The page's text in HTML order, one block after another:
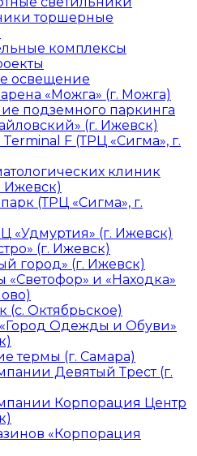
торшерные
комплексы
освещение
«Можга» (г. Можга)
подземного паркинга
(г. Ижевск)
F (ТРЦ «Сигма», г.
клиник
Ижевск)
(ТРЦ «Сигма», г.
«Удмуртия» (г. Ижевск)
(г. Ижевск)
город» (г. Ижевск)
«Светофор» и «Находка»
(с. Октябрьское)
Одежды и Обуви»
термы (г. Самара)
Девятый Трест (г.
Корпорация Центр
«Корпорация